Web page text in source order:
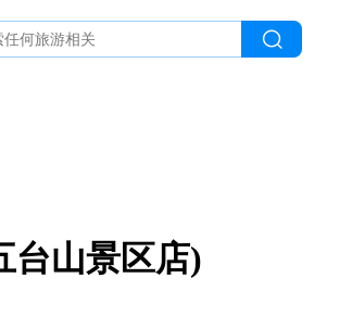
台山景区店)